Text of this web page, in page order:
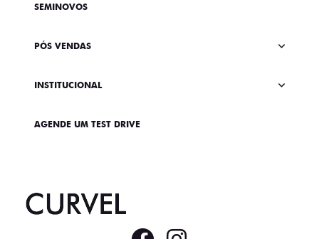
SEMINOVOS
PÓS VENDAS
INSTITUCIONAL
AGENDE UM TEST DRIVE